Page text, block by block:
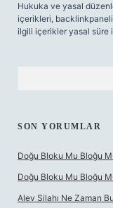
Hukuka ve yasal
içerikleri,
ilgili içerikler yasal süre
SON YORUMLAR
Doğu Bloku Mu Bloğu
Doğu Bloku Mu Bloğu
Alev Silahı Ne Zaman